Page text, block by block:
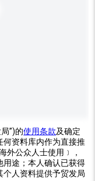
”)的使用条款及确定
资料库内作为直接推
外公众人士使用﹞，
用途；本人确认已获得
人资料提供予贸发局